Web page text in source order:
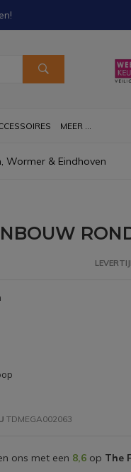
MEER ...
Wormer & Eindhoven
TDMEGA002063
ons met een 8,6op The